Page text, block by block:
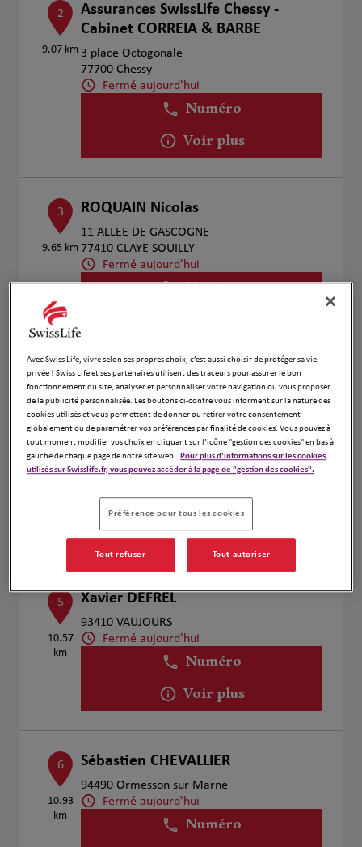
2
9.07 km
Assurances SwissLife Chessy -
Cabinet CORREIA & BARBE
3 place Octogonale
77700 Chessy
Fermé aujourd'hui
Numéro
Voir plus
3
9.65 km
ROQUAIN Nicolas
11 ALLEE DE GASCOGNE
77410 CLAYE SOUILLY
Fermé aujourd'hui
Numéro
4
10.12
km
Olivier Genevee
30 Cours De La Garonne
77700 Serris
Fermé aujourd'hui
Numéro
Voir plus
Prendre RDV
5
10.57
km
Xavier DEFREL
93410 VAUJOURS
Fermé aujourd'hui
Numéro
Voir plus
6
10.93
km
Sébastien CHEVALLIER
94490 Ormesson sur Marne
Fermé aujourd'hui
Numéro
Avec Swiss Life, vivre selon ses propres choix, c’est aussi choisir de protéger sa vie
privée ! Swiss Life et ses partenaires utilisent des traceurs pour assurer le bon
fonctionnement du site, analyser et personnaliser votre navigation ou vous proposer
de la publicité personnalisée. Les boutons ci-contre vous informent sur la nature des
cookies utilisés et vous permettent de donner ou retirer votre consentement
globalement ou de paramétrer vos préférences par finalité de cookies. Vous pouvez à
tout moment modifier vos choix en cliquant sur l’icône "gestion des cookies" en bas à
gauche de chaque page de notre site web.
Pour plus d'informations sur les cookies
utilisés sur Swisslife.fr, vous pouvez accéder à la page de "gestion des cookies".
Préférence pour tous les cookies
Tout refuser Tout autoriser